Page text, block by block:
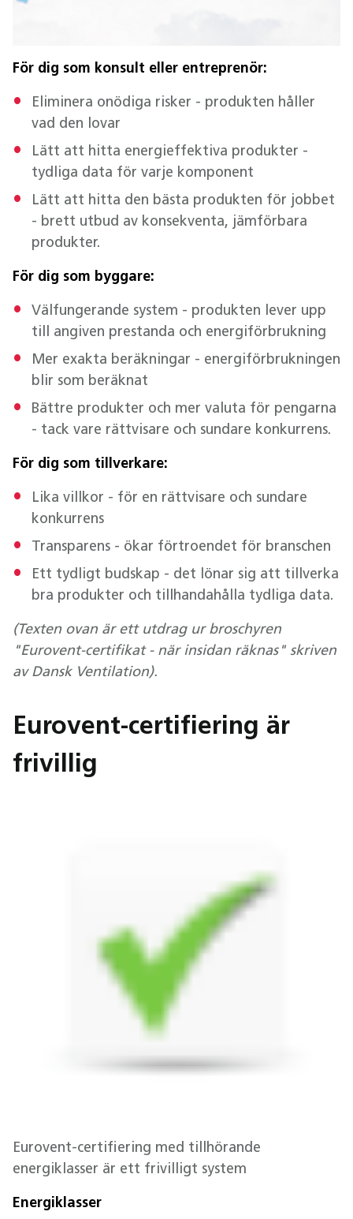
För dig som konsult eller entreprenör:
Eliminera onödiga risker - produkten håller
vad den lovar
Lätt att hitta energieffektiva produkter -
tydliga data för varje komponent
Lätt att hitta den bästa produkten för jobbet
- brett utbud av konsekventa, jämförbara
produkter.
För dig som byggare:
Välfungerande system - produkten lever upp
till angiven prestanda och energiförbrukning
Mer exakta beräkningar - energiförbrukningen
blir som beräknat
Bättre produkter och mer valuta för pengarna
- tack vare rättvisare och sundare konkurrens.
För dig som tillverkare:
Lika villkor - för en rättvisare och sundare
konkurrens
Transparens - ökar förtroendet för branschen
Ett tydligt budskap - det lönar sig att tillverka
bra produkter och tillhandahålla tydliga data.
(Texten ovan är ett utdrag ur broschyren
"Eurovent-certifikat - när insidan räknas" skriven
av Dansk Ventilation).
Eurovent-certifiering är
frivillig
Eurovent-certifiering med tillhörande
energiklasser är ett frivilligt system
Energiklasser